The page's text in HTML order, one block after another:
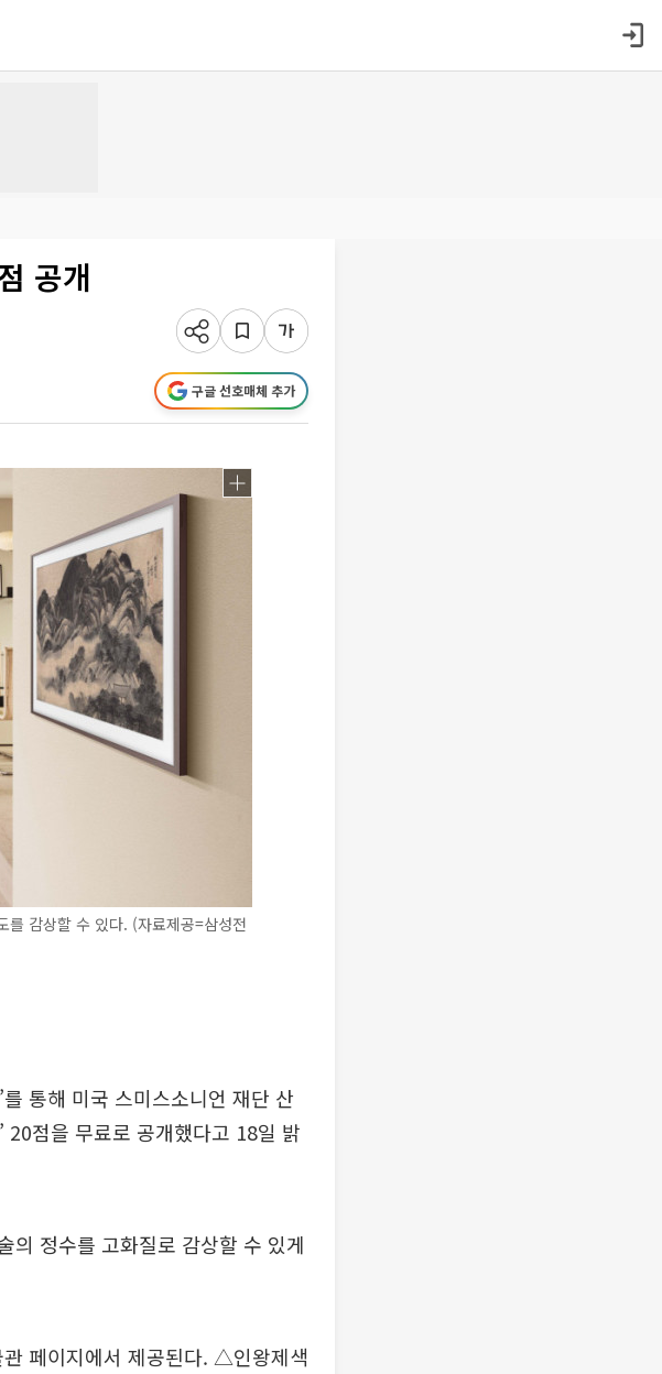
공개
구글 선호매체 추가
감상할 수 있다. (자료제공=삼성전
통해 미국 스미스소니언 재단 산
20점을 무료로 공개했다고 18일 밝
의 정수를 고화질로 감상할 수 있게
페이지에서 제공된다. △인왕제색